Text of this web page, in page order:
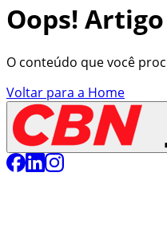
Oops!
O conteúdo que você
Voltar para a Home